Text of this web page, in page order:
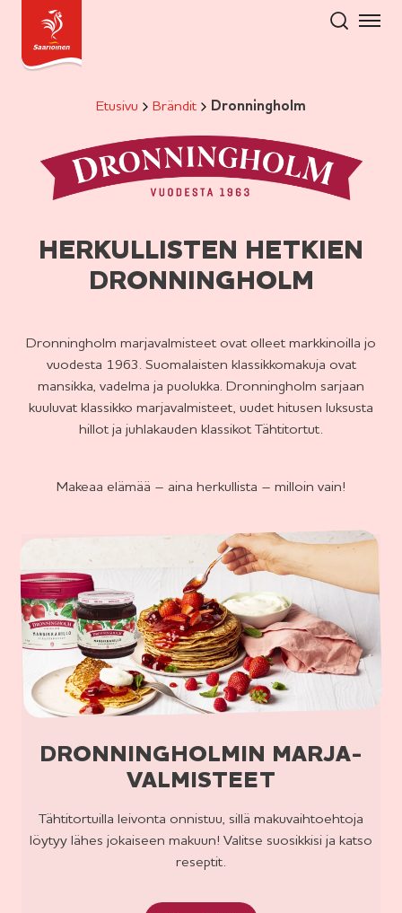
Hyppää
sisältöön
Etusivu Brändit Dronningholm
HERKULLISTEN HETKIEN
DRONNINGHOLM
Dronningholm marjavalmisteet ovat olleet markkinoilla jo
vuodesta 1963. Suomalaisten klassikkomakuja ovat
mansikka, vadelma ja puolukka. Dronningholm sarjaan
kuuluvat klassikko marjavalmisteet, uudet hitusen luksusta
hillot ja juhlakauden klassikot Tähtitortut.
Makeaa elämää – aina herkullista – milloin vain!
DRONNING­HOLMIN MARJA­
VALMISTEET
Tähtitortuilla leivonta onnistuu, sillä makuvaihtoehtoja
löytyy lähes jokaiseen makuun! Valitse suosikkisi ja katso
reseptit.